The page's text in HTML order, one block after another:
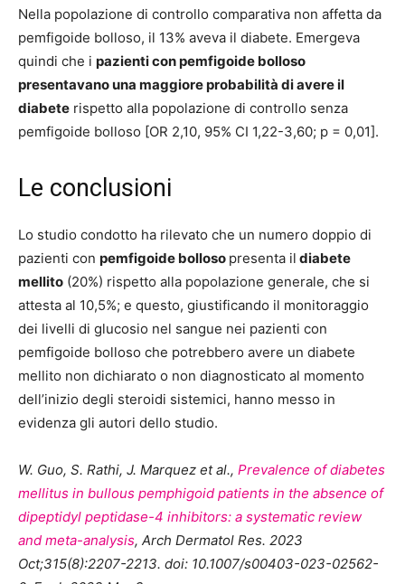
Nella popolazione di controllo comparativa non affetta da
pemfigoide bolloso, il 13% aveva il diabete. Emergeva
quindi che i pazienti con pemfigoide bolloso
presentavano una maggiore probabilità di avere il
diabete rispetto alla popolazione di controllo senza
pemfigoide bolloso [OR 2,10, 95% CI 1,22-3,60; p = 0,01].
Le conclusioni
Lo studio condotto ha rilevato che un numero doppio di
pazienti con pemfigoide bolloso presenta il diabete
mellito (20%) rispetto alla popolazione generale, che si
attesta al 10,5%; e questo, giustificando il monitoraggio
dei livelli di glucosio nel sangue nei pazienti con
pemfigoide bolloso che potrebbero avere un diabete
mellito non dichiarato o non diagnosticato al momento
dell’inizio degli steroidi sistemici, hanno messo in
evidenza gli autori dello studio.
W. Guo, S. Rathi, J. Marquez et al., Prevalence of diabetes
mellitus in bullous pemphigoid patients in the absence of
dipeptidyl peptidase-4 inhibitors: a systematic review
and meta-analysis, Arch Dermatol Res. 2023
Oct;315(8):2207-2213. doi: 10.1007/s00403-023-02562-